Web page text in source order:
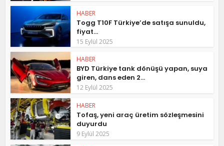
HABER
Togg T10F Türkiye’de satışa sunuldu,
fiyat...
15 Eylül 2025
HABER
BYD Türkiye tank dönüşü yapan, suya
giren, dans eden 2...
12 Eylül 2025
HABER
Tofaş, yeni araç üretim sözleşmesini
duyurdu
9 Eylül 2025